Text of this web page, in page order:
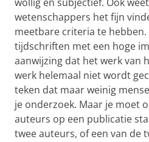
wetenschappers het fijn
meetbare criteria te
tijdschriften met een hoge
aanwijzing dat het werk van
werk helemaal niet wordt
teken dat maar weinig
je onderzoek. Maar je moet
auteurs op een publicatie
twee auteurs, of een van de